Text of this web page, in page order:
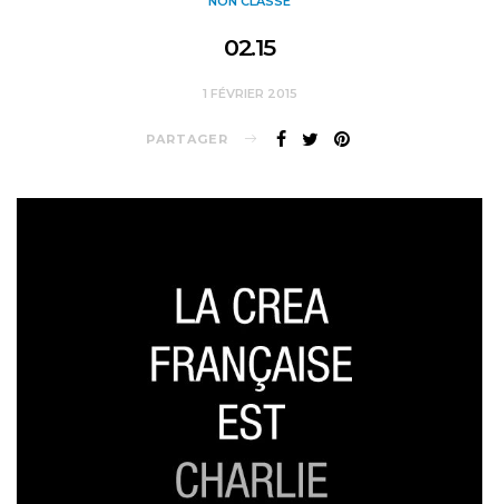
02.15
1 FÉVRIER 2015
PARTAGER